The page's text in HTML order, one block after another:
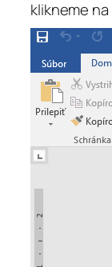
klikneme na